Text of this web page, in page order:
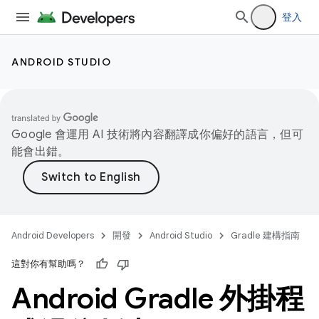
登入
ANDROID STUDIO
Google 會運用 AI 技術將內容翻譯成你偏好的語言，但可
能會出錯。
Android Developers 開發 Android Studio Gradle 建構指南
這對你有幫助嗎？
Android Gradle 外掛程